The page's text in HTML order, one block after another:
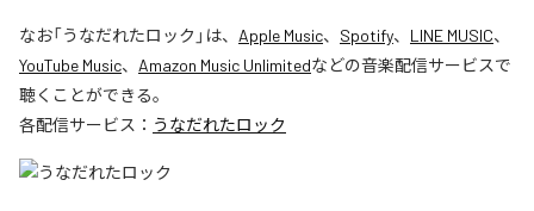
なお「うなだれたロック 」は、 Apple Music、 Spotify、 LINE MUSIC、
YouTube Music、 Amazon Music Unlimitedなどの音楽配信サービスで
聴くことができる。
各配信サービス： うなだれたロック